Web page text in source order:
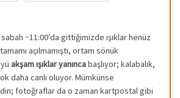
~11:00’da gittiğimizde ışıklar henüz
açılmamıştı, ortam sönük
akşam ışıklar yanıncabaşlıyor; kalabalık,
daha canlı oluyor. Mümkünse
fotoğraflar da o zaman kartpostal gibi